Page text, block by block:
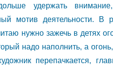
удержать
мотив деятельности. В
нужно зажечь в детях
надо наполнить, а
перепачкается,